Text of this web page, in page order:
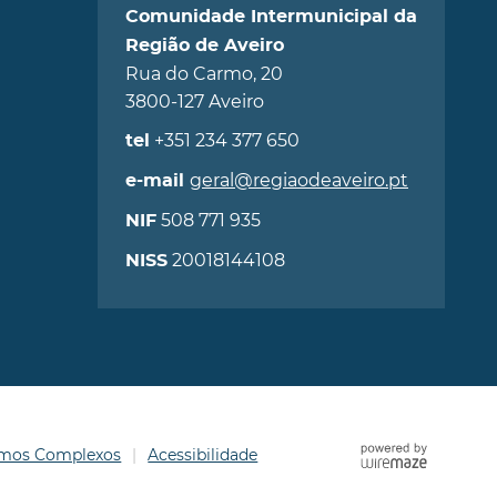
Comunidade Intermunicipal da
Região de Aveiro
Rua do Carmo, 20
3800-127 Aveiro
tel +351 234 377 650
e-mail geral@regiaodeaveiro.pt
NIF508 771 935
NISS20018144108
Complexos Acessibilidade